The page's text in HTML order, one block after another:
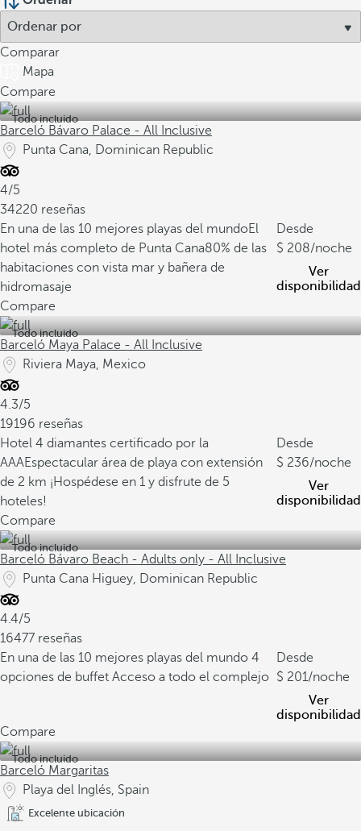
Comparar
Mapa
Compare
Todo incluido
Barceló Bávaro Palace - All Inclusive
Punta Cana, Dominican Republic
4/5
34220 reseñas
En una de las 10 mejores playas del mundoEl
hotel más completo de Punta Cana80% de las
habitaciones con vista mar y bañera de
hidromasaje
Desde
208/noche
Ver
disponibilidad
Compare
Todo incluido
Barceló Maya Palace - All Inclusive
Riviera Maya, Mexico
4.3/5
19196 reseñas
Hotel 4 diamantes certificado por la
AAAEspectacular área de playa con extensión
de 2 km ¡Hospédese en 1 y disfrute de 5
hoteles!
Desde
236/noche
Ver
disponibilidad
Compare
Todo incluido
Barceló Bávaro Beach - Adults only - All Inclusive
Punta Cana Higuey, Dominican Republic
4.4/5
16477 reseñas
En una de las 10 mejores playas del mundo 4
opciones de buffet Acceso a todo el complejo
Desde
201/noche
Ver
disponibilidad
Compare
Todo incluido
Barceló Margaritas
Playa del Inglés, Spain
Excelente ubicación